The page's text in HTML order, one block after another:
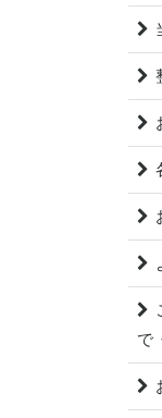
で